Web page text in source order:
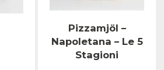
Pizzamjöl –
Napoletana – Le 5
Stagioni